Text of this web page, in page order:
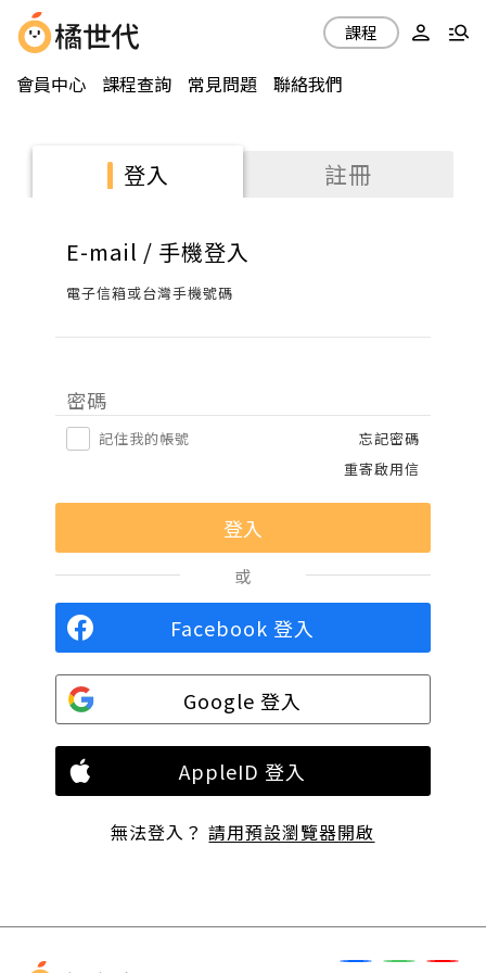
會員中心 課程查詢 常見問題 聯絡我們
課程
登入 註冊
E-mail / 手機登入
電子信箱或台灣手機號碼
密碼
記住我的帳號
忘記密碼
重寄啟用信
或
Facebook 登入
Google 登入
AppleID 登入
無法登入？請用預設瀏覽器開啟